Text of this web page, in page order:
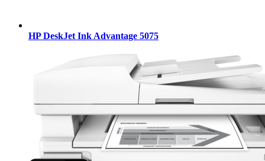
HP DeskJet Ink Advantage 5075